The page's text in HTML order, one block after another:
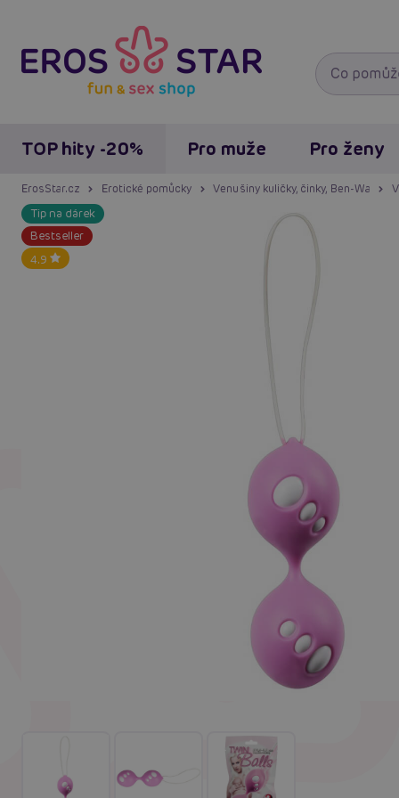
TOP hity -20% Pro muže Pro ženy
ErosStar.cz Erotické pomůcky Venušiny kuličky, činky, Ben-Wa
Tip na dárek
Bestseller
4.9